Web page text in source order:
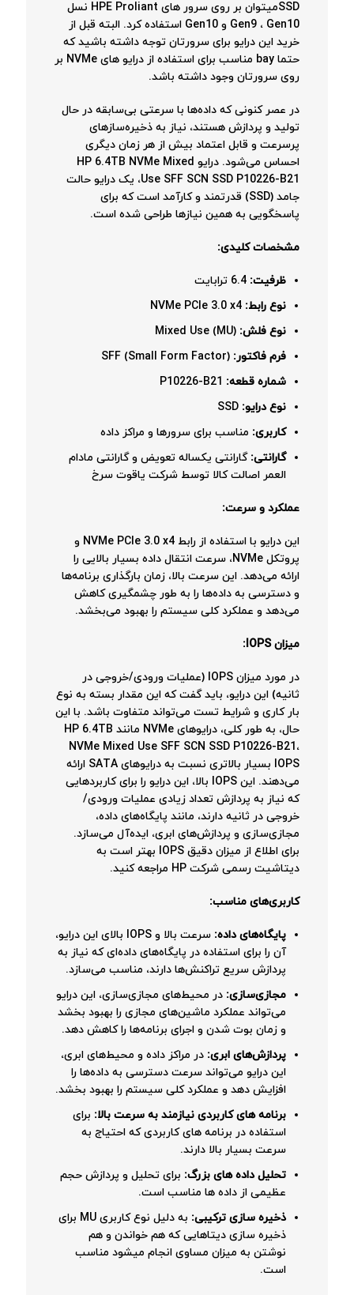
SSDمیتوان بر روی سرور های HPE Proliant نسل
Gen9 ، Gen10 و Gen10 استفاده کرد. البته قبل از
خرید این درایو برای سرورتان توجه داشته باشید که
حتما bay مناسب برای استفاده از درایو های NVMe بر
روی سرورتان وجود داشته باشد.
در عصر کنونی که داده‌ها با سرعتی بی‌سابقه در حال
تولید و پردازش هستند، نیاز به ذخیره‌سازهای
پرسرعت و قابل اعتماد بیش از هر زمان دیگری
احساس می‌شود. درایو HP 6.4TB NVMe Mixed
Use SFF SCN SSD P10226-B21، یک درایو حالت
جامد (SSD) قدرتمند و کارآمد است که برای
پاسخگویی به همین نیازها طراحی شده است.
مشخصات کلیدی:
ظرفیت:
نوع رابط:
نوع فلش:
فرم فاکتور:
شماره قطعه:
نوع درایو:
کاربری: مناسب برای سرورها و مراکز داده
گارانتی: گارانتی یکساله تعویض و گارانتی مادام
العمر اصالت کالا توسط شرکت یاقوت سرخ
عملکرد و سرعت:
این درایو با استفاده از رابط NVMe PCIe 3.0 x4 و
پروتکل NVMe، سرعت انتقال داده بسیار بالایی را
ارائه می‌دهد. این سرعت بالا، زمان بارگذاری برنامه‌ها
و دسترسی به داده‌ها را به طور چشمگیری کاهش
می‌دهد و عملکرد کلی سیستم را بهبود می‌بخشد.
میزان IOPS:
در مورد میزان IOPS (عملیات ورودی/خروجی در
ثانیه) این درایو، باید گفت که این مقدار بسته به نوع
بار کاری و شرایط تست می‌تواند متفاوت باشد. با این
حال، به طور کلی، درایوهای NVMe مانند HP 6.4TB
NVMe Mixed Use SFF SCN SSD P10226-B21،
IOPS بسیار بالاتری نسبت به درایوهای SATA ارائه
می‌دهند. این IOPS بالا، این درایو را برای کاربردهایی
که نیاز به پردازش تعداد زیادی عملیات ورودی/
خروجی در ثانیه دارند، مانند پایگاه‌های داده،
مجازی‌سازی و پردازش‌های ابری، ایده‌آل می‌سازد.
برای اطلاع از میزان دقیق IOPS بهتر است به
دیتاشیت رسمی شرکت HP مراجعه کنید.
کاربری‌های مناسب:
پایگاه‌های داده:
سرعت بالا و IOPS بالای این درایو،
آن را برای استفاده در پایگاه‌های داده‌ای که نیاز به
پردازش سریع تراکنش‌ها دارند، مناسب می‌سازد.
مجازی‌سازی: در محیط‌های مجازی‌سازی، این درایو
می‌تواند عملکرد ماشین‌های مجازی را بهبود بخشد
و زمان بوت شدن و اجرای برنامه‌ها را کاهش دهد.
پردازش‌های ابری: در مراکز داده و محیط‌های ابری،
این درایو می‌تواند سرعت دسترسی به داده‌ها را
افزایش دهد و عملکرد کلی سیستم را بهبود بخشد.
برنامه های کاربردی نیازمند به سرعت بالا: برای
استفاده در برنامه های کاربردی که احتیاج به
سرعت بسیار بالا دارند.
تحلیل داده های بزرگ: برای تحلیل و پردازش حجم
عظیمی از داده ها مناسب است.
ذخیره سازی ترکیبی:
به دلیل نوع کاربری MU برای
ذخیره سازی دیتاهایی که هم خواندن و هم
نوشتن به میزان مساوی انجام میشود مناسب
است.